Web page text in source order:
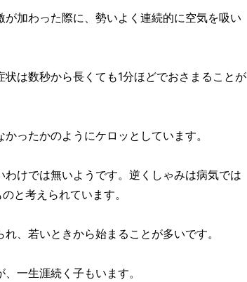
加わった際に、勢いよく連続的に空気を吸い
は数秒から長くても1分ほどでおさまることが
ったかのようにケロッとしています。
けでは無いようです。逆くしゃみは病気では
と考えられています。
、若いときから始まることが多いです。
一生涯続く子もいます。